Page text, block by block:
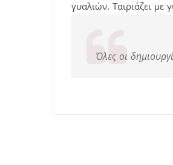
γυαλιών. Ταιριάζει με
Όλες οι